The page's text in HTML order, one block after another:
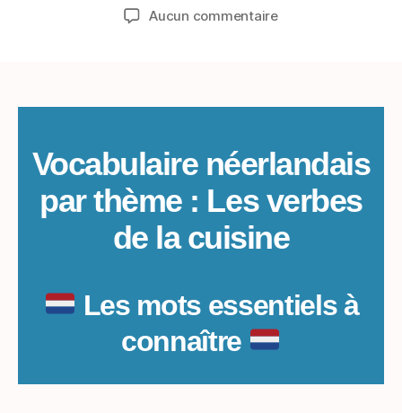
l’article
Aucun commentairesur
de
la
cuisine
Vocabulaire néerlandais
par thème : Les verbes
de la cuisine
Les mots essentiels à
connaître